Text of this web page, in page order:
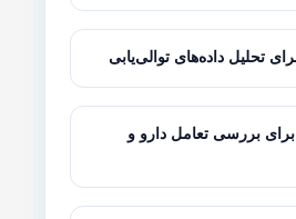
آموزش STITCH برای بررسی تعامل دارو و